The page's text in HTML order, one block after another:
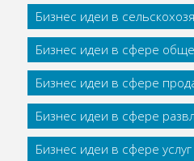
Бизнес идеи в
Бизнес идеи в сфере
Бизнес идеи в сфере
Бизнес идеи в сфере
Бизнес идеи в сфере услуг